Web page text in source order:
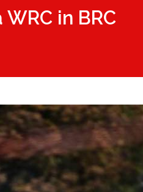
in BRC